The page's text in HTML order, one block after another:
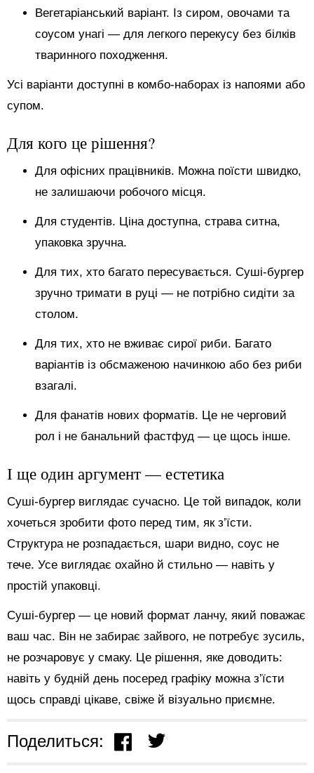
Вегетаріанський варіант. Із сиром, овочами та
соусом унагі — для легкого перекусу без білків
тваринного походження.
Усі варіанти доступні в комбо-наборах із напоями або
супом.
Для кого це рішення?
Для офісних працівників. Можна поїсти швидко,
не залишаючи робочого місця.
Для студентів. Ціна доступна, страва ситна,
упаковка зручна.
Для тих, хто багато пересувається. Суші-бургер
зручно тримати в руці — не потрібно сидіти за
столом.
Для тих, хто не вживає сирої риби. Багато
варіантів із обсмаженою начинкою або без риби
взагалі.
Для фанатів нових форматів. Це не черговий
рол і не банальний фастфуд — це щось інше.
І ще один аргумент — естетика
Суші-бургер виглядає сучасно. Це той випадок, коли
хочеться зробити фото перед тим, як з’їсти.
Структура не розпадається, шари видно, соус не
тече. Усе виглядає охайно й стильно — навіть у
простій упаковці.
Суші-бургер — це новий формат ланчу, який поважає
ваш час. Він не забирає зайвого, не потребує зусиль,
не розчаровує у смаку. Це рішення, яке доводить:
навіть у будній день посеред графіку можна з’їсти
щось справді цікаве, свіже й візуально приємне.
Поделиться: